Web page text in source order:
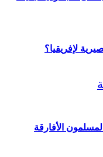
لإفريقيا؟
الأفارقة